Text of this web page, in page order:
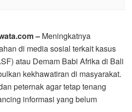
– Meningkatnya
di media sosial terkait kasus
atau Demam Babi Afrika di Bali
kekhawatiran di masyarakat.
peternak agar tetap tenang
informasi yang belum